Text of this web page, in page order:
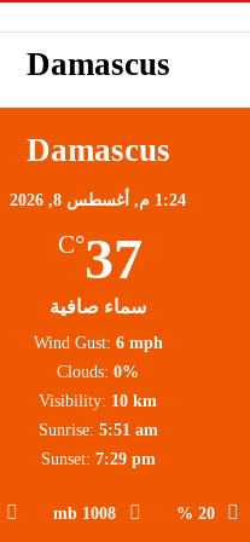
Damascus
Damascus
1:24 م, أغسطس 8, 2026
37
°C
سماء صافية
20 %
1008 mb
Wind Gust: 6 mph
Clouds: 0%
Visibility: 10 km
Sunrise: 5:51 am
Sunset: 7:29 pm